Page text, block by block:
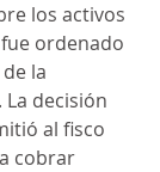
los activos
ordenado
la
La decisión
al fisco
cobrar